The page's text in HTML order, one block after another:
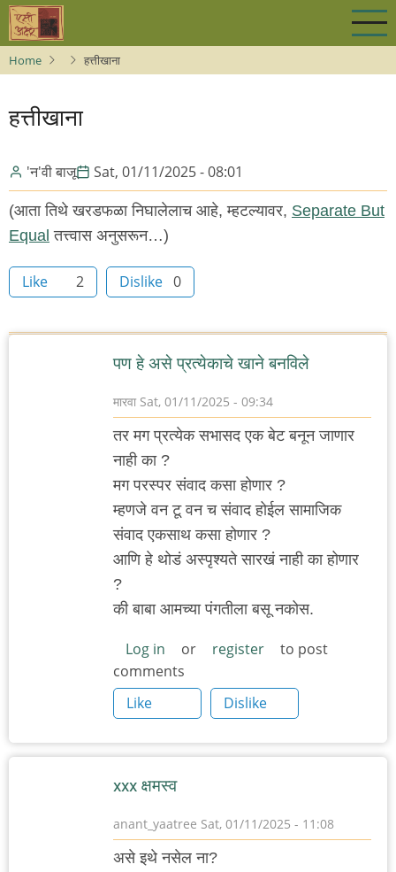
Skip
main
content
Home हत्तीखाना
हत्तीखाना
'न'वी बाजू Sat, 01/11/2025 - 08:01
(आता तिथे खरडफळा निघालेलाच आहे, म्हटल्यावर, Separate But
Equal तत्त्वास अनुसरून…)
Like 2 Dislike 0
पण हे असे प्रत्येकाचे खाने बनविले
मारवा Sat, 01/11/2025 - 09:34
तर मग प्रत्येक सभासद एक बेट बनून जाणार
नाही का ?
मग परस्पर संवाद कसा होणार ?
म्हणजे वन टू वन च संवाद होईल सामाजिक
संवाद एकसाथ कसा होणार ?
आणि हे थोडं अस्पृश्यते सारखं नाही का होणार
?
की बाबा आमच्या पंगतीला बसू नकोस.
Log in or register
to post
comments
Like
Dislike
xxx क्षमस्व
anant_yaatree Sat, 01/11/2025 - 11:08
असे इथे नसेल ना?